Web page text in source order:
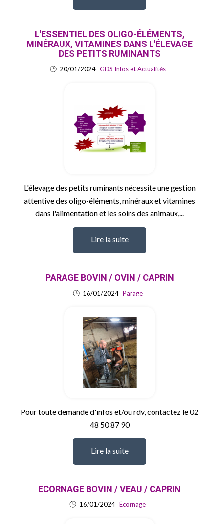
L'ESSENTIEL DES OLIGO-ÉLÉMENTS,
MINÉRAUX, VITAMINES DANS L'ÉLEVAGE
DES PETITS RUMINANTS
20/01/2024 GDS Infos et Actualités
L'élevage des petits ruminants nécessite une gestion
attentive des oligo-éléments, minéraux et vitamines
dans l'alimentation et les soins des animaux,...
Lire la suite
PARAGE BOVIN / OVIN / CAPRIN
16/01/2024 Parage
Pour toute demande d'infos et/ou rdv, contactez le 02
48 50 87 90
Lire la suite
ECORNAGE BOVIN / VEAU / CAPRIN
16/01/2024 Écornage